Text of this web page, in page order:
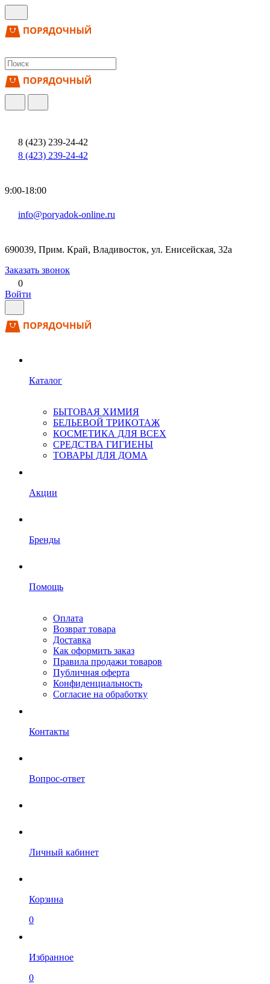
8 (423) 239-24-42
8 (423) 239-24-42
9:00-18:00
info@poryadok-online.ru
690039, Прим. Край, Владивосток, ул. Енисейская, 32а
Заказать звонок
0
Войти
Каталог
БЫТОВАЯ ХИМИЯ
БЕЛЬЕВОЙ ТРИКОТАЖ
КОСМЕТИКА ДЛЯ ВСЕХ
СРЕДСТВА ГИГИЕНЫ
ТОВАРЫ ДЛЯ ДОМА
Акции
Бренды
Помощь
Оплата
Возврат товара
Доставка
Как оформить заказ
Правила продажи товаров
Публичная оферта
Конфиденциальность
Согласие на обработку
Контакты
Вопрос-ответ
Личный кабинет
Корзина
0
Избранное
0